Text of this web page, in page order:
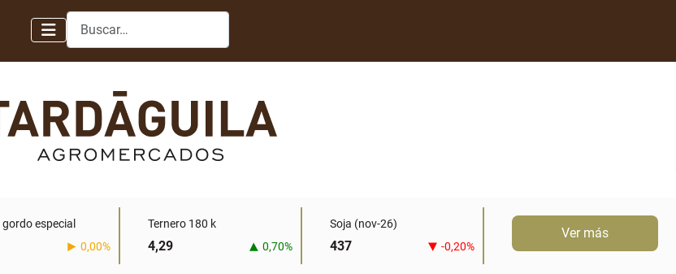
Buscar
especial
0,00%
Ternero 180 k
4,29 0,70%
Soja (nov-26)
437 -0,20%
Ver más